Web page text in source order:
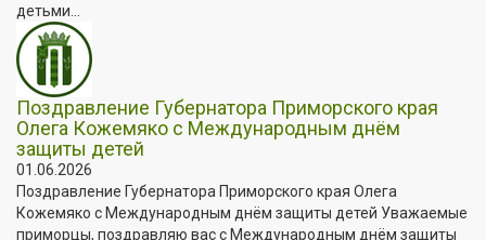
детьми...
Поздравление Губернатора Приморского края
Олега Кожемяко с Международным днём
защиты детей
01.06.2026
Поздравление Губернатора Приморского края Олега
Кожемяко с Международным днём защиты детей Уважаемые
приморцы, поздравляю вас с Международным днём защиты